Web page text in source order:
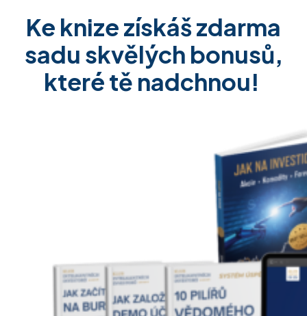
Ke knize získáš zdarma
sadu skvělých bonusů,
které tě nadchnou!